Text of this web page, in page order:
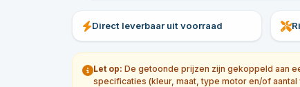
Direct leverbaar uit voorraad
Let op: De getoonde prijzen zijn gekoppeld aan
specificaties (kleur, maat, type motor en/of aantal